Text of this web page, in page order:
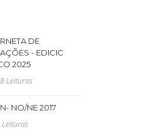
DE
- EDICIC
2025
Leituras
NO/NE 2017